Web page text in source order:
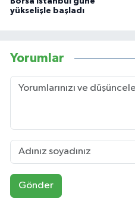
yükselişle başladı
Yorumlar
Gönder